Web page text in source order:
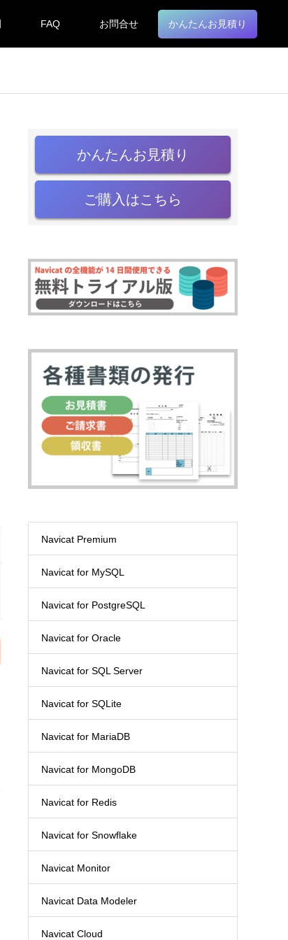
FAQ お問合せ かんたんお見積り
かんたんお見積り
ご購入はこちら
Navicat Premium
Navicat for MySQL
Navicat for PostgreSQL
Navicat for Oracle
Navicat for SQL Server
Navicat for SQLite
Navicat for MariaDB
Navicat for MongoDB
Navicat for Redis
Navicat for Snowflake
Navicat Monitor
Navicat Data Modeler
Navicat Cloud